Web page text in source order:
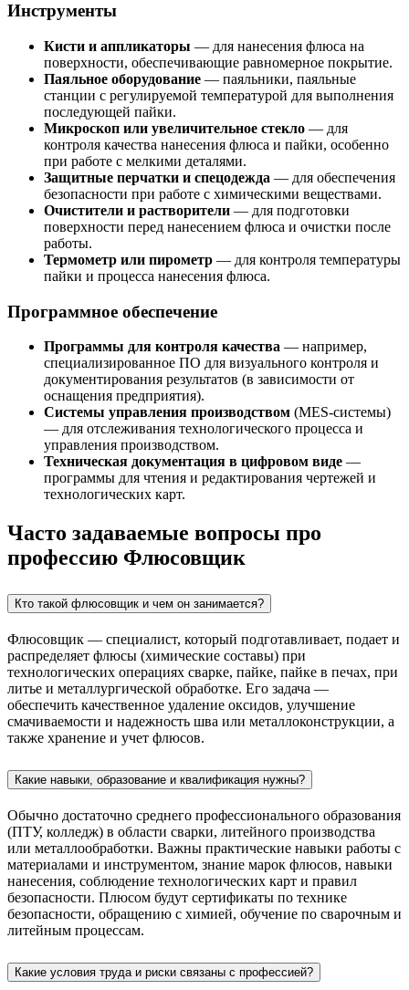
Инструменты
Кисти и аппликаторы — для нанесения флюса на
поверхности, обеспечивающие равномерное покрытие.
Паяльное оборудование — паяльники, паяльные
станции с регулируемой температурой для выполнения
последующей пайки.
Микроскоп или увеличительное стекло — для
контроля качества нанесения флюса и пайки, особенно
при работе с мелкими деталями.
Защитные перчатки и спецодежда — для обеспечения
безопасности при работе с химическими веществами.
Очистители и растворители — для подготовки
поверхности перед нанесением флюса и очистки после
работы.
Термометр или пирометр — для контроля температуры
пайки и процесса нанесения флюса.
Программное обеспечение
Программы для контроля качества — например,
специализированное ПО для визуального контроля и
документирования результатов (в зависимости от
оснащения предприятия).
Системы управления производством (MES-системы)
— для отслеживания технологического процесса и
управления производством.
Техническая документация в цифровом виде —
программы для чтения и редактирования чертежей и
технологических карт.
Часто задаваемые вопросы про
профессию Флюсовщик
Кто такой флюсовщик и чем он занимается?
Флюсовщик — специалист, который подготавливает, подает и
распределяет флюсы (химические составы) при
технологических операциях сварке, пайке, пайке в печах, при
литье и металлургической обработке. Его задача —
обеспечить качественное удаление оксидов, улучшение
смачиваемости и надежность шва или металлоконструкции, а
также хранение и учет флюсов.
Какие навыки, образование и квалификация нужны?
Обычно достаточно среднего профессионального образования
(ПТУ, колледж) в области сварки, литейного производства
или металлообработки. Важны практические навыки работы с
материалами и инструментом, знание марок флюсов, навыки
нанесения, соблюдение технологических карт и правил
безопасности. Плюсом будут сертификаты по технике
безопасности, обращению с химией, обучение по сварочным и
литейным процессам.
Какие условия труда и риски связаны с профессией?